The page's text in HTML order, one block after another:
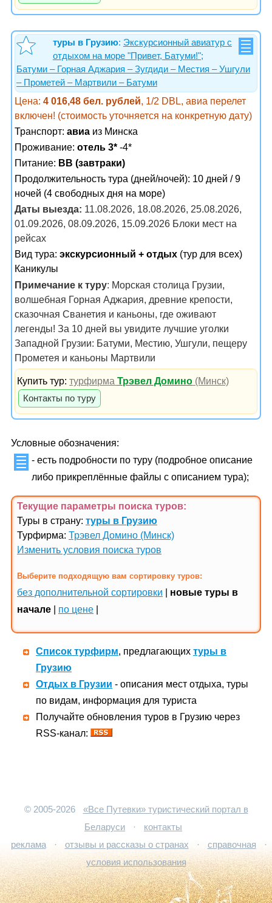
туры в Грузию: Экскурсионный авиатур с
отдыхом на море "Привет, Батуми!";
Батуми – Горная Аджария – Зугдиди – Местия – Ушгули
– Прометей – Мартвили – Батуми
Цена: 4 016,48 бел. рублей, 1/2 DBL, авиа перелет
включен! (стоимость уточняется на конкретную дату)
Транспорт: авиа из Минска
Проживание: отель 3* -4*
Питание: BB (завтраки)
Продолжительность тура (дней/ночей): 10 дней / 9
ночей (4 свободных дня на море)
Даты выезда: 11.08.2026, 18.08.2026, 25.08.2026,
01.09.2026, 08.09.2026, 15.09.2026 Блоки мест на
рейсах
Вид тура: экскурсионный + отдых (тур для всех)
Каникулы
Примечание к туру: Морская столица Грузии,
волшебная Горная Аджария, древние крепости,
сказочная Сванетия и каньоны, где оживают
легенды! За 10 дней вы увидите лучшие уголки
Западной Грузии: Батуми, Местию, Ушгули, пещеру
Прометея и каньоны Мартвили
Купить тур:турфирмаТрэвел Домино (Минск)
Контакты по туру
Условные обозначения:
- есть подробности по туру (подробное описание
либо прикреплённые файлы с описанием тура);
Текущие параметры поиска туров:
Туры в страну: туры в Грузию
Турфирма: Трэвел Домино (Минск)
Изменить условия поиска туров
Выберите подходящую вам сортировку туров:
без дополнительной сортировки
новые туры в
начале
по цене
Список турфирм, предлагающих туры в
Грузию
Отдых в Грузии - описания мест отдыха, туры
по видам, информация для туриста
Получайте обновления туров в Грузию через
RSS-канал:
© 2005-2026
«Все Путевки» туристический портал в
Беларуси
·
контакты
реклама
· отзывы и рассказы о странах · справочная
·
условия использования